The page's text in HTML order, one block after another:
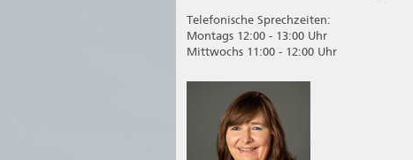
Telefonische Sprechzeiten:
Montags 12:00 - 13:00 Uhr
Mittwochs 11:00 - 12:00 Uhr